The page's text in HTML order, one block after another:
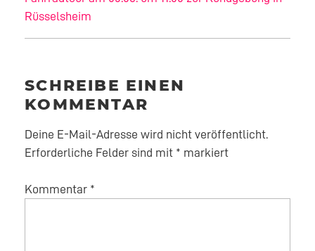
Rüsselsheim
SCHREIBE EINEN
KOMMENTAR
Deine E-Mail-Adresse wird nicht veröffentlicht.
Erforderliche Felder sind mit * markiert
Kommentar *